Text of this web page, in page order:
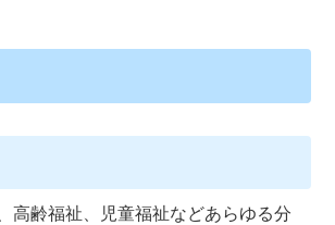
高齢福祉、児童福祉などあらゆる分